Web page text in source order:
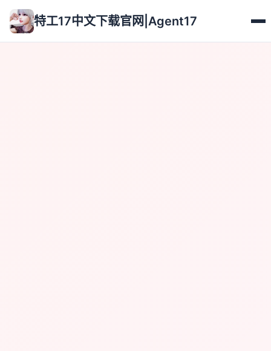
特工17中文下载官网|Agent17